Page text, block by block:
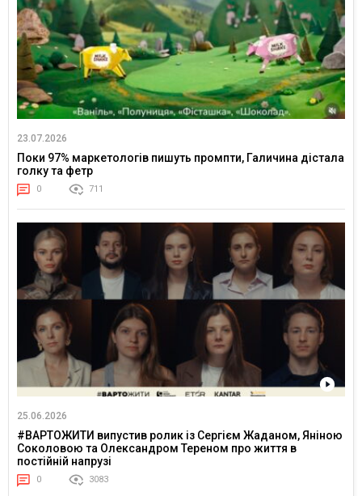
23.07.2026
Поки 97% маркетологів пишуть промпти, Галичина дістала
голку та фетр
0 711
25.06.2026
#ВАРТОЖИТИ випустив ролик із Сергієм Жаданом, Яніною
Соколовою та Олександром Тереном про життя в
постійній напрузі
0 3083